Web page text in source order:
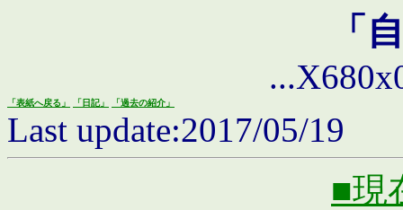
「
「表紙へ戻る」 「日記」 「過去の紹介」
Last update:2017/05/19
■現